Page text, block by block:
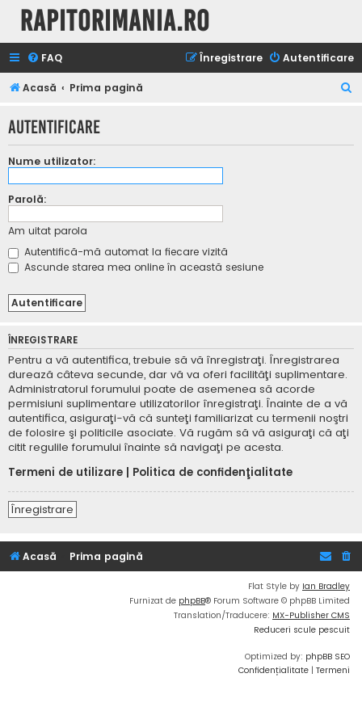
Rapitorimania.ro
FAQ Autentificare
Înregistrare
Acasă Prima pagină
t
Autentificare
Nume utilizator:
Parolă:
Am uitat parola
Autentifică-mă automat la fiecare vizită
Ascunde starea mea online în această sesiune
ÎNREGISTRARE
Pentru a vă autentifica, trebuie să vă înregistraţi. Înregistrarea
durează câteva secunde, dar vă va oferi facilităţi suplimentare.
Administratorul forumului poate de asemenea să acorde
permisiuni suplimentare utilizatorilor înregistraţi. Înainte de a vă
autentifica, asiguraţi-vă că sunteţi familiarizat cu termenii noştri
de folosire şi politicile asociate. Vă rugăm să vă asiguraţi că aţi
citit regulile forumului înainte să navigaţi pe acesta.
Termeni de utilizare
Politica de confidenţialitate
Înregistrare
Acasă Prima pagină
Flat Style by Ian Bradley
Furnizat de phpBB® Forum Software © phpBB Limited
Translation/Traducere: MX-Publisher CMS
Reduceri scule pescuit
Optimized by: phpBB SEO
Confidențialitate | Termeni